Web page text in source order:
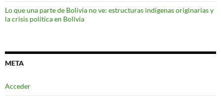
Lo que una parte de Bolivia no ve: estructuras indígenas originarias y
la crisis política en Bolivia
META
Acceder